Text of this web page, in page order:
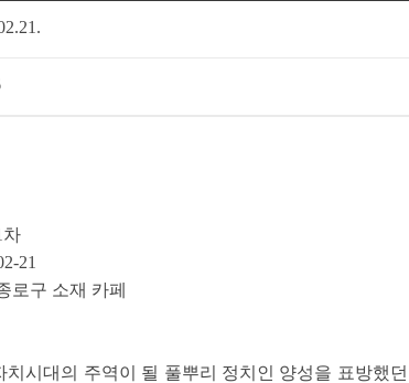
차
21
로구 소재 카페
치시대의 주역이 될 풀뿌리 정치인 양성을 표방했